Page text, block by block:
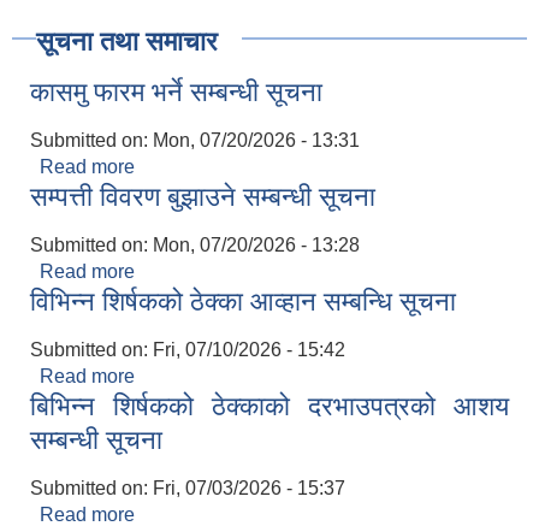
सूचना तथा समाचार
कासमु फारम भर्ने सम्बन्धी सूचना
Submitted on: Mon, 07/20/2026 - 13:31
Read more
सम्पत्ती विवरण बुझाउने सम्बन्धी सूचना
Submitted on: Mon, 07/20/2026 - 13:28
Read more
विभिन्न शिर्षकको ठेक्का आव्हान सम्बन्धि सूचना
Submitted on: Fri, 07/10/2026 - 15:42
Read more
बिभिन्‍न शिर्षकको ठेक्काको दरभाउपत्रको आशय
सम्बन्धी सूचना
Submitted on: Fri, 07/03/2026 - 15:37
Read more